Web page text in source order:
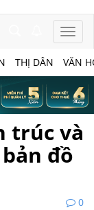
THỊ DÂN VĂN
trúc và
đồ
0